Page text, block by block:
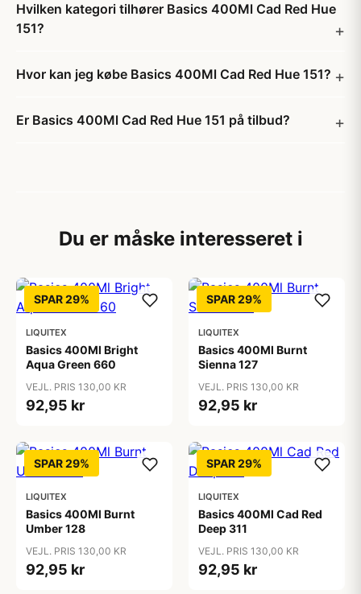
Hvilken kategori tilhører Basics 400Ml Cad Red Hue
151?
Hvor kan jeg købe Basics 400Ml Cad Red Hue 151?
Er Basics 400Ml Cad Red Hue 151 på tilbud?
Du er måske interesseret i
SPAR 29%
LIQUITEX
Basics 400Ml Bright
Aqua Green 660
VEJL. PRIS 130,00 KR
92,95 kr
SPAR 29%
LIQUITEX
Basics 400Ml Burnt
Sienna 127
VEJL. PRIS 130,00 KR
92,95 kr
SPAR 29%
LIQUITEX
Basics 400Ml Burnt
Umber 128
VEJL. PRIS 130,00 KR
92,95 kr
SPAR 29%
LIQUITEX
Basics 400Ml Cad Red
Deep 311
VEJL. PRIS 130,00 KR
92,95 kr